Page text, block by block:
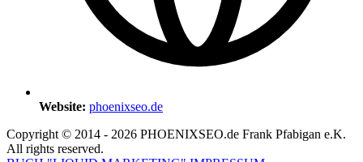
Website: phoenixseo.de
Copyright © 2014 - 2026 PHOENIXSEO.de Frank Pfabigan e.K.
All rights reserved.